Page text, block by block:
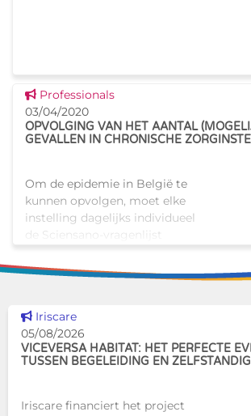
Dit nieuws tonen
Professionals
03/04/2020
OPVOLGING VAN HET AANTAL
GEVALLEN IN CHRONISCHE
Om de epidemie in België te
kunnen opvolgen, moet elke
instelling dagelijks individueel
de Sciensano-vragenlijst
elke dag om uiterlijk 14.00 uur
Dit nieuws tonen
Iriscare
05/08/2026
VICEVERSA HABITAT: HET PERFECTE
TUSSEN BEGELEIDING EN
Iriscare financiert het project